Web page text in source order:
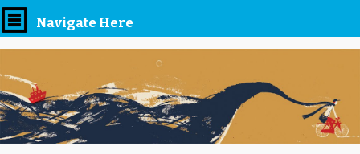
Navigate Here